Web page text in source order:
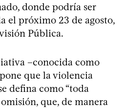
donde podría ser
el próximo 23 de agosto,
Pública.
–conocida como
que la violencia
defina como “toda
que, de manera